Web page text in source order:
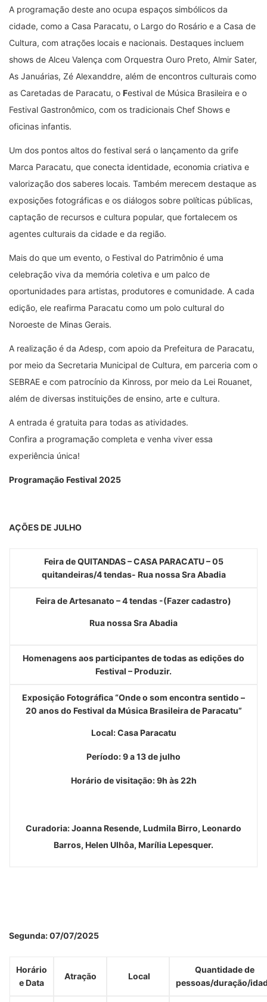
A programação deste ano ocupa espaços simbólicos da
cidade, como a Casa Paracatu, o Largo do Rosário e a Casa de
Cultura, com atrações locais e nacionais. Destaques incluem
shows de Alceu Valença com Orquestra Ouro Preto, Almir Sater,
As Januárias, Zé Alexanddre, além de encontros culturais como
as Caretadas de Paracatu, o Festival de Música Brasileira e o
Festival Gastronômico, com os tradicionais Chef Shows e
oficinas infantis.
Um dos pontos altos do festival será o lançamento da grife
Marca Paracatu, que conecta identidade, economia criativa e
valorização dos saberes locais. Também merecem destaque as
exposições fotográficas e os diálogos sobre políticas públicas,
captação de recursos e cultura popular, que fortalecem os
agentes culturais da cidade e da região.
Mais do que um evento, o Festival do Patrimônio é uma
celebração viva da memória coletiva e um palco de
oportunidades para artistas, produtores e comunidade. A cada
edição, ele reafirma Paracatu como um polo cultural do
Noroeste de Minas Gerais.
A realização é da Adesp, com apoio da Prefeitura de Paracatu,
por meio da Secretaria Municipal de Cultura, em parceria com o
SEBRAE e com patrocínio da Kinross, por meio da Lei Rouanet,
além de diversas instituições de ensino, arte e cultura.
A entrada é gratuita para todas as atividades.
Confira a programação completa e venha viver essa
experiência única!
Programação Festival 2025
AÇÕES DE JULHO
Feira de QUITANDAS – CASA PARACATU – 05
quitandeiras/4 tendas- Rua nossa Sra Abadia
Feira de Artesanato – 4 tendas -(Fazer cadastro)
Rua nossa Sra Abadia
Homenagens aos participantes de todas as edições do
Festival –Produzir.
Exposição Fotográfica “Onde o som encontra sentido –
20 anos do Festival da Música Brasileira de Paracatu”
Local: Casa Paracatu
Período: 9 a 13 de julho
Horário de visitação: 9h às 22h
Curadoria: Joanna Resende, Ludmila Birro, Leonardo
Barros, Helen Ulhôa, Marília Lepesquer.
Segunda: 07/07/2025
Horário
e Data
Atração Local
Quantidade de
pessoas/duração/